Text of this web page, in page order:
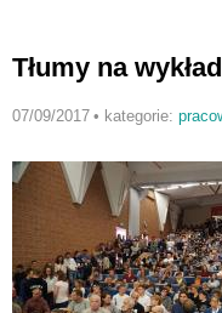
Tłumy na
07/09/2017 • kategorie: